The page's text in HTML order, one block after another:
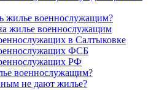
жилье военнослужащим?
жилье военнослужащим
в Салтыковке
ФСБ
РФ
военнослужащим?
не дают жилье?